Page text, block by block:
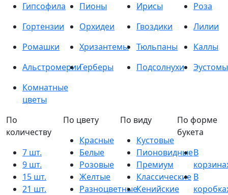
Гипсофила Пионы Ирисы
Роза
Гортензии
Орхидеи Гвоздики
Лилии
Ромашки
Хризантемы Тюльпаны
Каллы
АльстромерииГерберы Подсолнухи
Эустомы
Комнатные
цветы
По
количеству
7 шт.
9 шт.
15 шт.
21 шт.
По цвету
Красные
Белые
Розовые
Желтые
Разноцветные
По виду
Кустовые
Пионовидные
Премиум
Классические
Кенийские
По форме
букета
В
В